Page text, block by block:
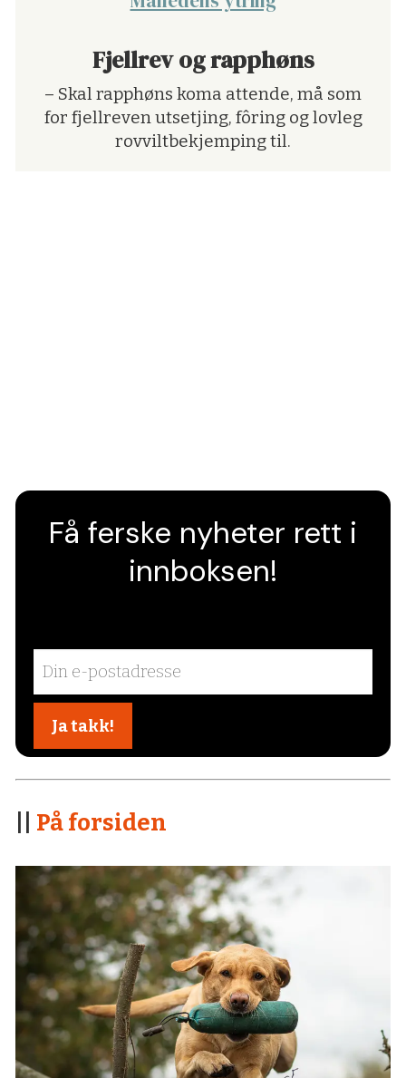
Fjellrev og rapphøns
– Skal rapphøns koma attende, må som
for fjellreven utsetjing, fôring og lovleg
rovviltbekjemping til.
Få ferske nyheter rett i
innboksen!
På forsiden